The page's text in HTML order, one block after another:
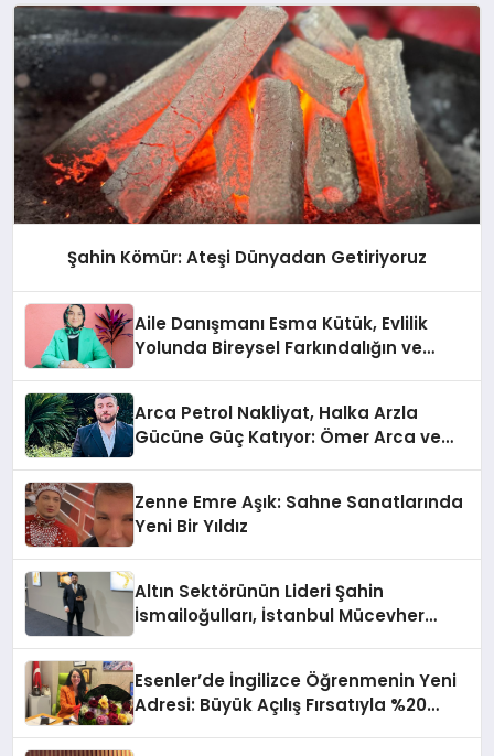
Şahin Kömür: Ateşi Dünyadan Getiriyoruz
Aile Danışmanı Esma Kütük, Evlilik
Yolunda Bireysel Farkındalığın ve
Arca Petrol Nakliyat, Halka Arzla
Gücüne Güç Katıyor: Ömer Arca ve
Zenne Emre Aşık: Sahne Sanatlarında
Yeni Bir Yıldız
Altın Sektörünün Lideri Şahin
İsmailoğulları, İstanbul Mücevher
Esenler’de İngilizce Öğrenmenin Yeni
Adresi: Büyük Açılış Fırsatıyla %20